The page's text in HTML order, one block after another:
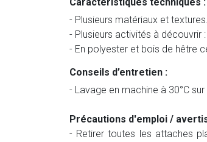
Caractéristiques techniques :
- Plusieurs matériaux et textures.
- Plusieurs activités à découvrir
- En polyester et bois de hêtre
Conseils d’entretien :
- Lavage en machine à 30°C
Précautions d'emploi /
- Retirer toutes les attaches